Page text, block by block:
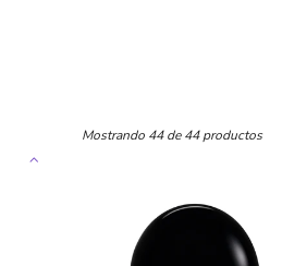
Mostrando 44 de 44 productos